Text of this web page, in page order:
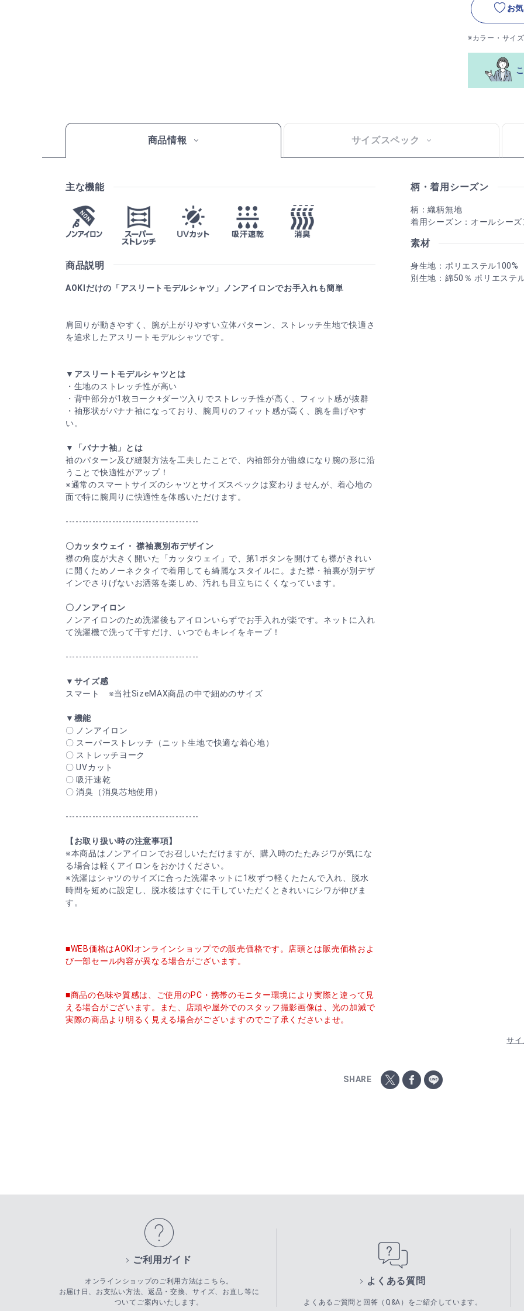
お
※カラー・サイ
商品情報 サイズスペック
主な機能
商品説明
AOKIだけの「アスリートモデルシャツ」ノンアイロンでお手入れも簡単
肩回りが動きやすく、腕が上がりやすい立体パターン、ストレッチ生地で快適さ
を追求したアスリートモデルシャツです。
▼アスリートモデルシャツとは
・生地のストレッチ性が高い
・背中部分が1枚ヨーク+ダーツ入りでストレッチ性が高く、フィット感が抜群
・袖形状がバナナ袖になっており、腕周りのフィット感が高く、腕を曲げやす
い。
▼「バナナ袖」とは
袖のパターン及び縫製方法を工夫したことで、内袖部分が曲線になり腕の形に沿
うことで快適性がアップ！
※通常のスマートサイズのシャツとサイズスペックは変わりませんが、着心地の
面で特に腕周りに快適性を体感いただけます。
----------------------------------------
〇カッタウェイ・ 襟袖裏別布デザイン
襟の角度が大きく開いた「カッタウェイ」で、第1ボタンを開けても襟がきれい
に開くためノーネクタイで着用しても綺麗なスタイルに。また襟・袖裏が別デザ
インでさりげないお洒落を楽しめ、汚れも目立ちにくくなっています。
〇ノンアイロン
ノンアイロンのため洗濯後もアイロンいらずでお手入れが楽です。ネットに入れ
て洗濯機で洗って干すだけ、いつでもキレイをキープ！
----------------------------------------
▼サイズ感
スマート ※当社SizeMAX商品の中で細めのサイズ
▼機能
〇 ノンアイロン
〇 スーパーストレッチ（ニット生地で快適な着心地）
〇 ストレッチヨーク
〇 UVカット
〇 吸汗速乾
〇 消臭（消臭芯地使用）
----------------------------------------
【お取り扱い時の注意事項】
※本商品はノンアイロンでお召しいただけますが、購入時のたたみジワが気にな
る場合は軽くアイロンをおかけください。
※洗濯はシャツのサイズに合った洗濯ネットに1枚ずつ軽くたたんで入れ、脱水
時間を短めに設定し、脱水後はすぐに干していただくときれいにシワが伸びま
す。
■WEB価格はAOKIオンラインショップでの販売価格です。店頭とは販売価格およ
び一部セール内容が異なる場合がございます。
■商品の色味や質感は、ご使用のPC・携帯のモニター環境により実際と違って見
える場合がございます。また、店頭や屋外でのスタッフ撮影画像は、光の加減で
実際の商品より明るく見える場合がございますのでご了承くださいませ。
柄・着用シーズン
柄：織柄無地
着用シーズン：オールシーズ
素材
身生地：ポリエステル100%
別生地：綿50％ ポリエステ
サ
SHARE
ご利用ガイド
オンラインショップのご利用方法はこちら。
お届け日、お支払い方法、返品・交換、サイズ、お直し等に
ついてご案内いたします。
よくある質問
よくあるご質問と回答（Q&A）をご紹介しています。